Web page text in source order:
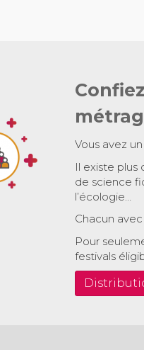
Vous avez
Il existe plus
de science
l’écologie…
Chacun
Pour
festivals